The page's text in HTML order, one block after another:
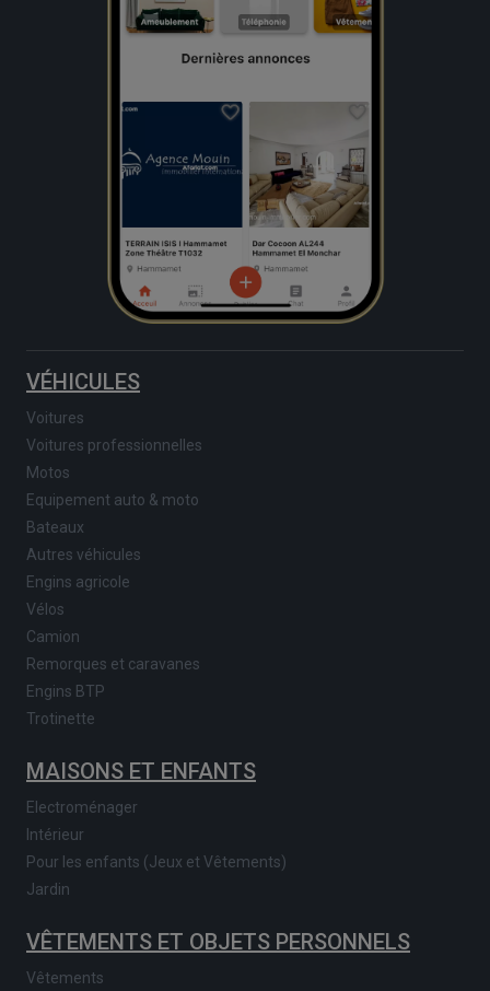
VÉHICULES
Voitures
Voitures professionnelles
Motos
Equipement auto & moto
Bateaux
Autres véhicules
Engins agricole
Vélos
Camion
Remorques et caravanes
Engins BTP
Trotinette
MAISONS ET ENFANTS
Electroménager
Intérieur
Pour les enfants (Jeux et Vêtements)
Jardin
VÊTEMENTS ET OBJETS PERSONNELS
Vêtements